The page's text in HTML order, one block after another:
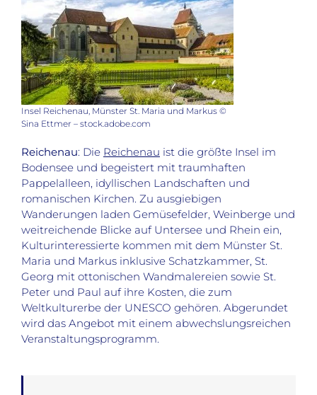
Insel Reichenau, Münster St. Maria und Markus ©
Sina Ettmer – stock.adobe.com
Reichenau: Die Reichenau ist die größte Insel im
Bodensee und begeistert mit traumhaften
Pappelalleen, idyllischen Landschaften und
romanischen Kirchen. Zu ausgiebigen
Wanderungen laden Gemüsefelder, Weinberge und
weitreichende Blicke auf Untersee und Rhein ein,
Kulturinteressierte kommen mit dem Münster St.
Maria und Markus inklusive Schatzkammer, St.
Georg mit ottonischen Wandmalereien sowie St.
Peter und Paul auf ihre Kosten, die zum
Weltkulturerbe der UNESCO gehören. Abgerundet
wird das Angebot mit einem abwechslungsreichen
Veranstaltungsprogramm.